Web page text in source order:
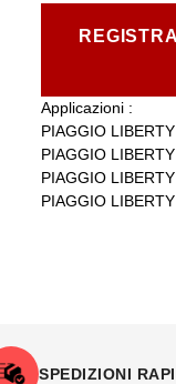
Applicazioni :
PIAGGIO
PIAGGIO
PIAGGIO
PIAGGIO
SPEDIZIONI